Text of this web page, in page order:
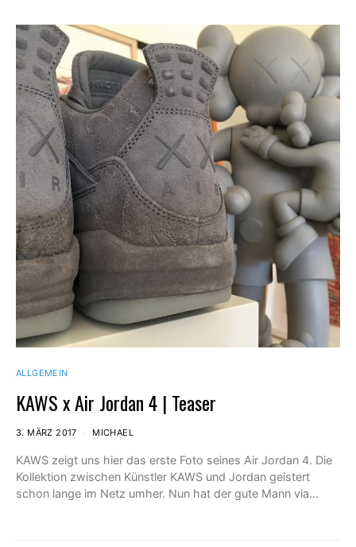
ALLGEMEIN
KAWS x Air Jordan 4 | Teaser
3. MÄRZ 2017 MICHAEL
KAWS zeigt uns hier das erste Foto seines Air Jordan 4. Die
Kollektion zwischen Künstler KAWS und Jordan geistert
schon lange im Netz umher. Nun hat der gute Mann via…